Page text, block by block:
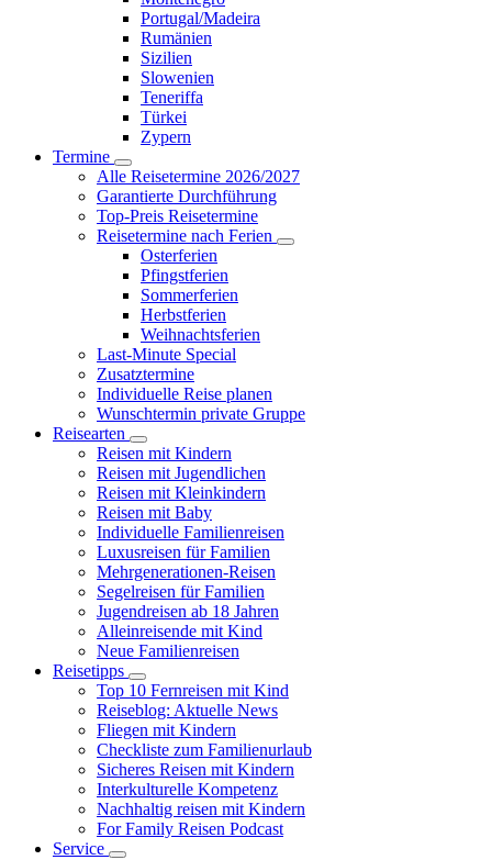
Portugal/Madeira
Rumänien
Sizilien
Slowenien
Teneriffa
Türkei
Zypern
Termine
Alle Reisetermine 2026/2027
Garantierte Durchführung
Top-Preis Reisetermine
Reisetermine nach Ferien
Osterferien
Pfingstferien
Sommerferien
Herbstferien
Weihnachtsferien
Last-Minute Special
Zusatztermine
Individuelle Reise planen
Wunschtermin private Gruppe
Reisearten
Reisen mit Kindern
Reisen mit Jugendlichen
Reisen mit Kleinkindern
Reisen mit Baby
Individuelle Familienreisen
Luxusreisen für Familien
Mehrgenerationen-Reisen
Segelreisen für Familien
Jugendreisen ab 18 Jahren
Alleinreisende mit Kind
Neue Familienreisen
Reisetipps
Top 10 Fernreisen mit Kind
Reiseblog: Aktuelle News
Fliegen mit Kindern
Checkliste zum Familienurlaub
Sicheres Reisen mit Kindern
Interkulturelle Kompetenz
Nachhaltig reisen mit Kindern
For Family Reisen Podcast
Service